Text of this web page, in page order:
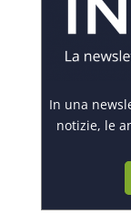
In una
notizie, le